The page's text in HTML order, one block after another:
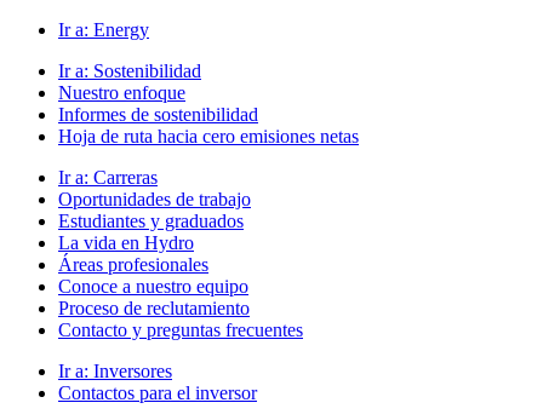
Ir a: Energy
Ir a: Sostenibilidad
Nuestro enfoque
Informes de sostenibilidad
Hoja de ruta hacia cero emisiones netas
Ir a: Carreras
Oportunidades de trabajo
Estudiantes y graduados
La vida en Hydro
Áreas profesionales
Conoce a nuestro equipo
Proceso de reclutamiento
Contacto y preguntas frecuentes
Ir a: Inversores
Contactos para el inversor